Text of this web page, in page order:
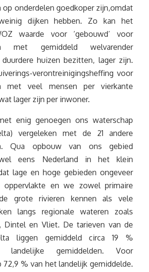
op onderdelen goedkoper zijn,omdat
dijken hebben. Zo kan het
waarde voor ‘gebouwd’ voor
met gemiddeld welvarender
huizen bezitten, lager zijn.
verontreinigingsheffing voor
met veel mensen per vierkante
lager zijn per inwoner.
enig genoegen ons waterschap
vergeleken met de 21 andere
Qua opbouw van ons gebied
eens Nederland in het klein
lage en hoge gebieden ongeveer
en we zowel primaire
grote rivieren kennen als vele
langs regionale wateren zoals
Dintel en Vliet. De tarieven van de
liggen gemiddeld circa 19 %
landelijke gemiddelden. Voor
% van het landelijk gemiddelde.